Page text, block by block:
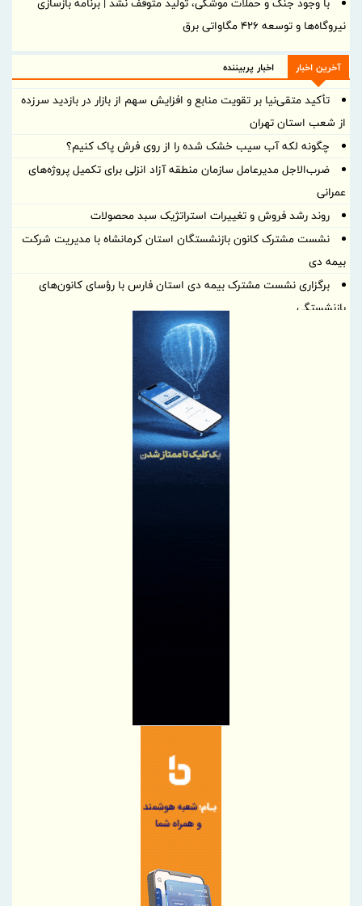
نیروگاه‌ها و توسعه ۴۲۶ مگاواتی برق
آخرین اخبار اخبار پربیننده
تأکید متقی‌نیا بر تقویت منابع و افزایش سهم از بازار در بازدید سرزده
از شعب استان تهران
چگونه لکه آب سیب خشک شده را از روی فرش پاک کنیم؟
ضرب‌الاجل مدیرعامل سازمان منطقه آزاد انزلی برای تكمیل پروژه‌های
عمرانی
روند رشد فروش و تغییرات استراتژیک سبد محصولات
نشست مشترک کانون بازنشستگان استان کرمانشاه با مدیریت شرکت
بیمه دی
برگزاری نشست مشترک بیمه دی استان فارس با رؤسای کانون‌های
بازنشستگی
بازدید مدیر بیمه دی لرستان از مراکز ارائه خدمات به بازنشستگان و
حاکمیت داده و بیمه‌گری پیمایشی
نقش‌آفرینی بانک صنعت و معدن در احیای کارخانه صنایع غذایی
سیروان دالاهو و بازگشت آن به چرخه تولید
فرزندآوری توسط بانک کشاورزی